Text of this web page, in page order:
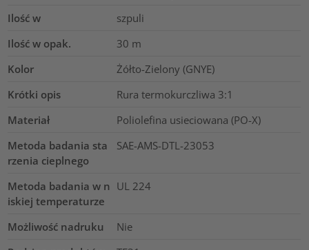
Ilość w
szpuli
Ilość w opak.
30 m
Kolor
Żółto-Zielony (GNYE)
Krótki opis
Rura termokurczliwa 3:1
Materiał
Poliolefina usieciowana (PO-X)
Metoda badania sta
rzenia cieplnego
SAE-AMS-DTL-23053
Metoda badania w n
iskiej temperaturze
UL 224
Możliwość nadruku
Nie